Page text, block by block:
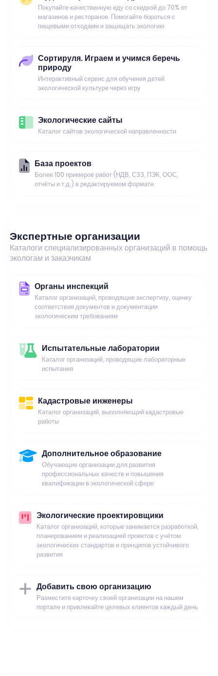
Покупайте качественную еду со скидкой до 70% от
магазинов и ресторанов. Помогайте бороться с
пищевыми отходами и защищать экологию
Сортируля. Играем и учимся беречь
природу
Интерактивный сервис для обучения детей
экологической культуре через игру
Экологические сайты
Каталог сайтов экологической направленности
База проектов
Более 100 примеров работ (НДВ, СЗЗ, ПЭК, ООС,
отчёты и т.д.) в редактируемом формате
Экспертные организации
Каталоги специализированных организаций в помощь
экологам и заказчикам
Органы инспекций
Каталог организаций, проводящие экспертизу, оценку
соответствия документов и документации
экологическим требованиям
Испытательные лаборатории
Каталог организаций, проводящие лабораторные
испытания
Кадастровые инженеры
Каталог организаций, выполняющий кадастровые
работы
Дополнительное образование
Обучающие организации для развития
профессиональных качеств и повышения
квалификации в экологической сфере
Экологические проектировщики
Каталог организаций, которые занимается разработкой,
планированием и реализацией проектов с учётом
экологических стандартов и принципов устойчивого
развития
Добавить свою организацию
Разместите карточку своей организации на нашем
портале и привлекайте целевых клиентов каждый день